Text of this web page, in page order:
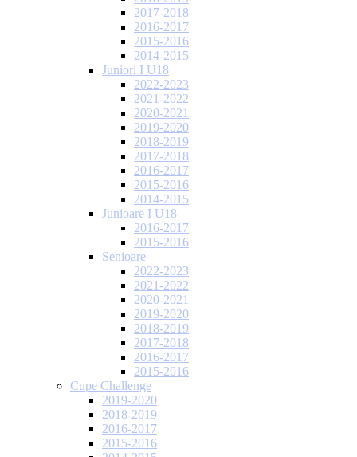
2017-2018
2016-2017
2015-2016
2014-2015
Juniori I U18
2022-2023
2021-2022
2020-2021
2019-2020
2018-2019
2017-2018
2016-2017
2015-2016
2014-2015
Junioare I U18
2016-2017
2015-2016
Senioare
2022-2023
2021-2022
2020-2021
2019-2020
2018-2019
2017-2018
2016-2017
2015-2016
Cupe Challenge
2019-2020
2018-2019
2016-2017
2015-2016